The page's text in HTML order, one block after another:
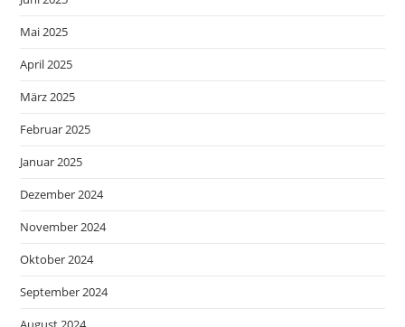
Mai 2025
April 2025
März 2025
Februar 2025
Januar 2025
Dezember 2024
November 2024
Oktober 2024
September 2024